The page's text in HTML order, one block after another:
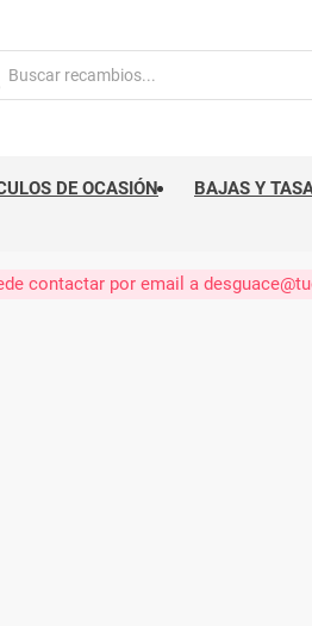
DE OCASIÓN BAJAS Y
contactar por email a